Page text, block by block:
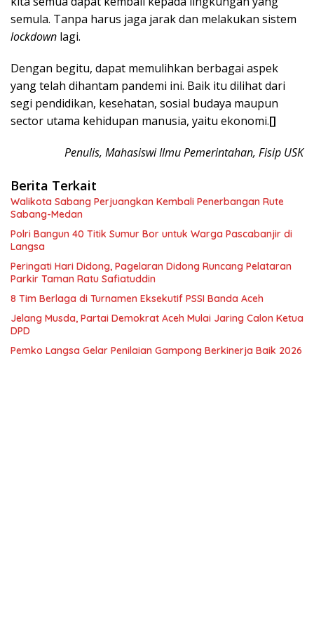
semula. Tanpa harus jaga jarak dan melakukan sistem
lockdown lagi.
Dengan begitu, dapat memulihkan berbagai aspek
yang telah dihantam pandemi ini. Baik itu dilihat dari
segi pendidikan, kesehatan, sosial budaya maupun
sector utama kehidupan manusia, yaitu ekonomi.[]
Penulis, Mahasiswi Ilmu Pemerintahan, Fisip USK
Berita Terkait
Walikota Sabang Perjuangkan Kembali Penerbangan Rute
Sabang-Medan
Polri Bangun 40 Titik Sumur Bor untuk Warga Pascabanjir di
Langsa
Peringati Hari Didong, Pagelaran Didong Runcang Pelataran
Parkir Taman Ratu Safiatuddin
8 Tim Berlaga di Turnamen Eksekutif PSSI Banda Aceh
Jelang Musda, Partai Demokrat Aceh Mulai Jaring Calon Ketua
DPD
Pemko Langsa Gelar Penilaian Gampong Berkinerja Baik 2026